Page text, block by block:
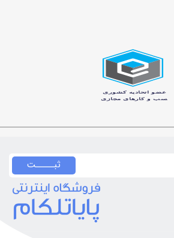
ثبـــــت